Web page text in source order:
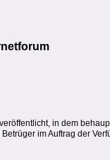
in dem
im Auftrag der